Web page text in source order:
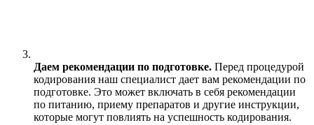
Даем рекомендации по подготовке. Перед процедурой
кодирования наш специалист дает вам рекомендации по
подготовке. Это может включать в себя рекомендации
по питанию, приему препаратов и другие инструкции,
которые могут повлиять на успешность кодирования.